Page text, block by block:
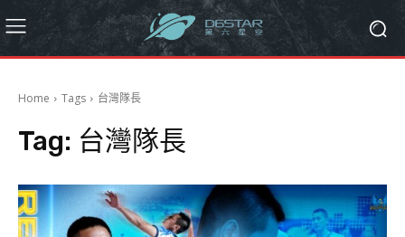
Home Tags 台灣隊長
Tag: 台灣隊長